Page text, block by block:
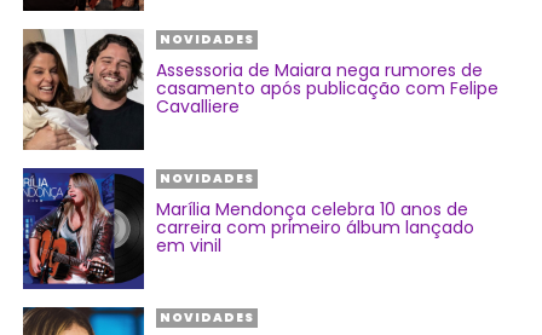
NOVIDADES
Assessoria de Maiara nega rumores de
casamento após publicação com Felipe
Cavalliere
NOVIDADES
Marília Mendonça celebra 10 anos de
carreira com primeiro álbum lançado
em vinil
NOVIDADES